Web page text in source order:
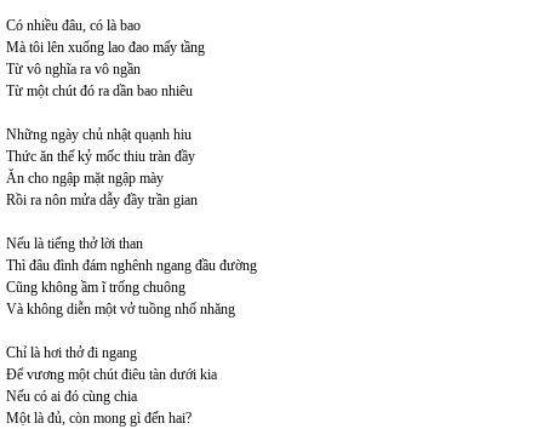
Có nhiều đâu, có là bao
Mà tôi lên xuống lao đao mấy tầng
Từ vô nghĩa ra vô ngần
Từ một chút đó ra dần bao nhiêu
Những ngày chủ nhật quạnh hiu
Thức ăn thế kỷ mốc thiu tràn đầy
Ăn cho ngập mặt ngập mày
Rồi ra nôn mửa dẫy đầy trần gian
Nếu là tiếng thở lời than
Thì đâu đình đám nghênh ngang đầu đường
Cũng không ầm ĩ trống chuông
Và không diễn một vở tuồng nhố nhăng
Chỉ là hơi thở đi ngang
Để vương một chút điêu tàn dưới kia
Nếu có ai đó cùng chia
Một là đủ, còn mong gì đến hai?